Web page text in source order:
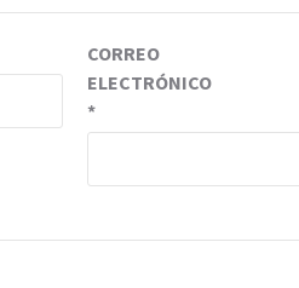
CORREO
ELECTRÓNICO
*